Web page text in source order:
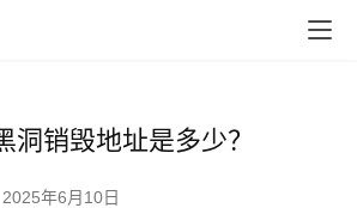
洞销毁地址是多少？
2025年6月10日